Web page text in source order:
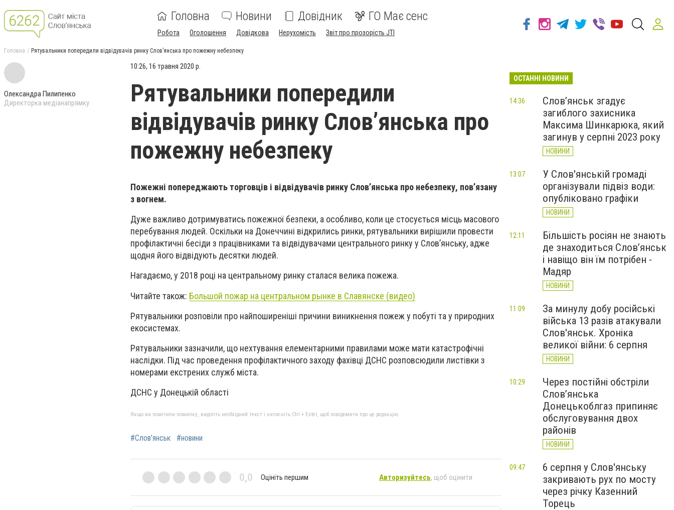
Головна Новини Довідник ГО Має сенс
Робота Оголошення Довідкова Нерухомість Звіт про прозорість JTI
Головна Рятувальники попередили відвідувачів ринку Слов’янська про пожежну небезпеку
Олександра Пилипенко
Директорка медіанапрямку
10:26, 16 травня 2020 р.
Рятувальники попередили
відвідувачів ринку Слов’янська про
пожежну небезпеку
Пожежні попереджають торговців і відвідувачів ринку Слов’янська про небезпеку, пов’язану
з вогнем.
Дуже важливо дотримуватись пожежної безпеки, а особливо, коли це стосується місць масового
перебування людей. Оскільки на Донеччині відкрились ринки, рятувальники вирішили провести
профілактичні бесіди з працівниками та відвідувачами центрального ринку у Слов’янську, адже
щодня його відвідують десятки людей.
Нагадаємо, у 2018 році на центральному ринку сталася велика пожежа.
Читайте також: Большой пожар на центральном рынке в Славянске (видео)
Рятувальники розповіли про найпоширеніші причини виникнення пожеж у побуті та у природних
екосистемах.
Рятувальники зазначили, що нехтування елементарними правилами може мати катастрофічні
наслідки. Під час проведення профілактичного заходу фахівці ДСНС розповсюдили листівки з
номерами екстрених служб міста.
ДСНС у Донецькій області
Якщо ви помітили помилку, виділіть необхідний текст і натисніть Ctrl + Enter, щоб повідомити про це редакцію
#Слов’янськ #новини
0,0 Оцініть першим Авторизуйтесь, щоб оцінити
ОСТАННІ НОВИНИ
Слов’янськ згадує
загиблого захисника
Максима Шинкарюка, який
загинув у серпні 2023 року
НОВИНИ
14:36
У Слов'янській громаді
організували підвіз води:
опубліковано графіки
НОВИНИ
13:07
Більшість росіян не знають
де знаходиться Слов’янськ
і навіщо він їм потрібен -
Мадяр
НОВИНИ
12:11
За минулу добу російські
війська 13 разів атакували
Слов'янськ. Хроніка
великої війни: 6 серпня
НОВИНИ
11:09
Через постійні обстріли
Слов’янська
Донецькоблгаз припиняє
обслуговування двох
районів
НОВИНИ
10:29
6 серпня у Слов'янську
закривають рух по мосту
через річку Казенний
Торець
09:47